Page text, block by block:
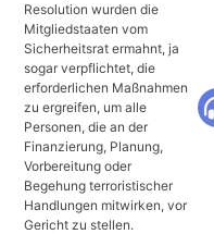
Resolution wurden die
Mitgliedstaaten vom
Sicherheitsrat ermahnt, ja
sogar verpflichtet, die
erforderlichen Maßnahmen
zu ergreifen, um alle
Personen, die an der
Finanzierung, Planung,
Vorbereitung oder
Begehung terroristischer
Handlungen mitwirken, vor
Gericht zu stellen.